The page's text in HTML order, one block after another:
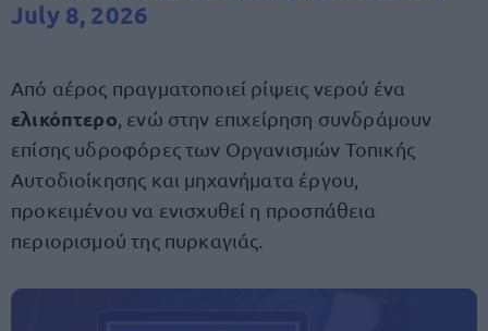
July 8, 2026
Από αέρος πραγματοποιεί ρίψεις νερού ένα
ελικόπτερο , ενώ στην επιχείρηση συνδράμουν
επίσης υδροφόρες των Οργανισμών Τοπικής
Αυτοδιοίκησης και μηχανήματα έργου,
προκειμένου να ενισχυθεί η προσπάθεια
περιορισμού της πυρκαγιάς.